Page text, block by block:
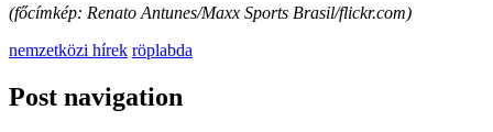
(főcímkép: Renato Antunes/Maxx Sports Brasil/flickr.com)
nemzetközi hírek röplabda
Post navigation